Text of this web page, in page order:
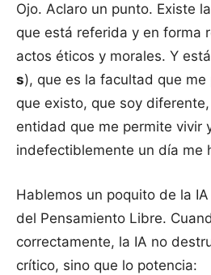
Ojo. Aclaro un punto. Existe
que está referida y en forma
actos éticos y morales. Y
s), que es la facultad que
que existo, que soy
entidad que me permite vivir
indefectiblemente un día me
Hablemos un poquito de la
del Pensamiento Libre.
correctamente, la IA no
crítico, sino que lo potencia: